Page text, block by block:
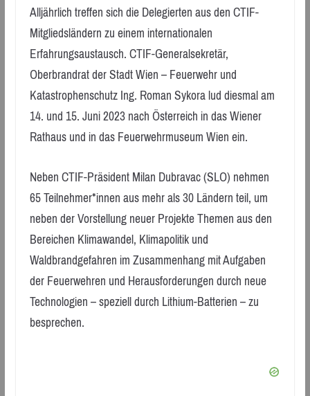
Alljährlich treffen sich die Delegierten aus den CTIF-
Mitgliedsländern zu einem internationalen
Erfahrungsaustausch. CTIF-Generalsekretär,
Oberbrandrat der Stadt Wien – Feuerwehr und
Katastrophenschutz Ing. Roman Sykora lud diesmal am
14. und 15. Juni 2023 nach Österreich in das Wiener
Rathaus und in das Feuerwehrmuseum Wien ein.
Neben CTIF-Präsident Milan Dubravac (SLO) nehmen
65 Teilnehmer*innen aus mehr als 30 Ländern teil, um
neben der Vorstellung neuer Projekte Themen aus den
Bereichen Klimawandel, Klimapolitik und
Waldbrandgefahren im Zusammenhang mit Aufgaben
der Feuerwehren und Herausforderungen durch neue
Technologien – speziell durch Lithium-Batterien – zu
besprechen.